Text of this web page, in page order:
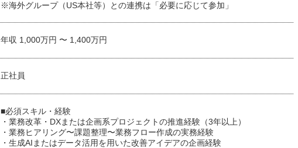
※海外グループ（US本社等）との連携は「必要に応じて参加」
年収 1,000万円 〜 1,400万円
正社員
■必須スキル・経験
・業務改革・DXまたは企画系プロジェクトの推進経験（3年以上）
・業務ヒアリング〜課題整理〜業務フロー作成の実務経験
・生成AIまたはデータ活用を用いた改善アイデアの企画経験